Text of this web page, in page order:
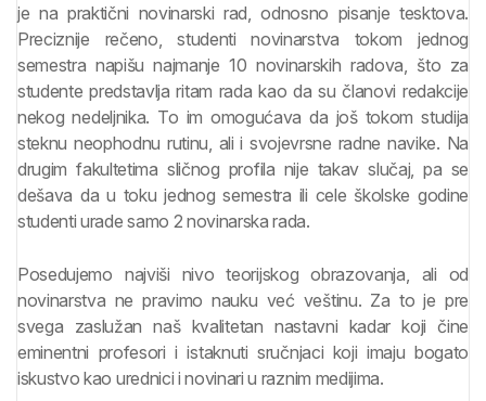
je na praktični novinarski rad, odnosno pisanje tesktova.
Preciznije rečeno, studenti novinarstva tokom jednog
semestra napišu najmanje 10 novinarskih radova, što za
studente predstavlja ritam rada kao da su članovi redakcije
nekog nedeljnika. To im omogućava da još tokom studija
steknu neophodnu rutinu, ali i svojevrsne radne navike. Na
drugim fakultetima sličnog profila nije takav slučaj, pa se
dešava da u toku jednog semestra ili cele školske godine
studenti urade samo 2 novinarska rada.
Posedujemo najviši nivo teorijskog obrazovanja, ali od
novinarstva ne pravimo nauku već veštinu. Za to je pre
svega zaslužan naš kvalitetan nastavni kadar koji čine
eminentni profesori i istaknuti sručnjaci koji imaju bogato
iskustvo kao urednici i novinari u raznim medijima.